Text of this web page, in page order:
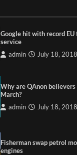
Google hit with record EU
service
admin July 18, 2018
Why are QAnon
March?
admin July 18, 2018
Fisherman swap petrol
engines